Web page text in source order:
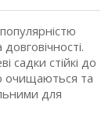
садки стійкі до
очищаються та
для